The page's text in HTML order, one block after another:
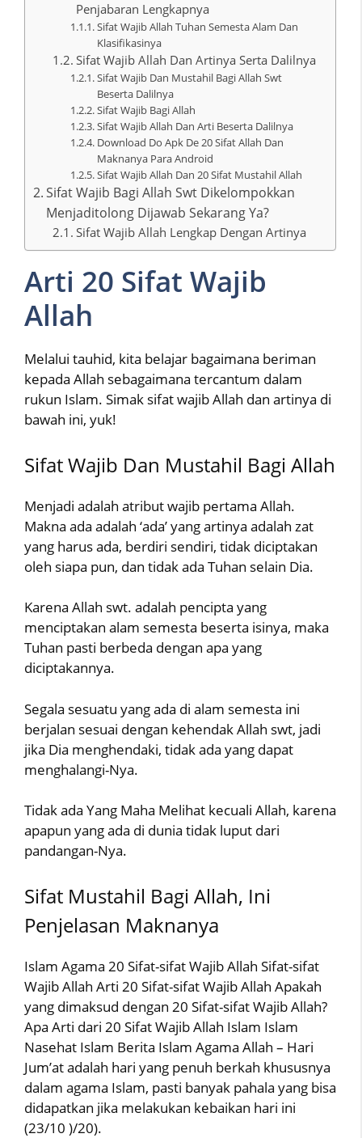
Penjabaran Lengkapnya
Sifat Wajib Allah Tuhan Semesta Alam Dan
Klasifikasinya
Sifat Wajib Allah Dan Artinya Serta Dalilnya
Sifat Wajib Dan Mustahil Bagi Allah Swt
Beserta Dalilnya
Sifat Wajib Bagi Allah
Sifat Wajib Allah Dan Arti Beserta Dalilnya
Download Do Apk De 20 Sifat Allah Dan
Maknanya Para Android
Sifat Wajib Allah Dan 20 Sifat Mustahil Allah
Sifat Wajib Bagi Allah Swt Dikelompokkan
Menjaditolong Dijawab Sekarang Ya?
Sifat Wajib Allah Lengkap Dengan Artinya
Arti 20 Sifat Wajib
Allah
Melalui tauhid, kita belajar bagaimana beriman
kepada Allah sebagaimana tercantum dalam
rukun Islam. Simak sifat wajib Allah dan artinya di
bawah ini, yuk!
Sifat Wajib Dan Mustahil Bagi Allah
Menjadi adalah atribut wajib pertama Allah.
Makna ada adalah ‘ada’ yang artinya adalah zat
yang harus ada, berdiri sendiri, tidak diciptakan
oleh siapa pun, dan tidak ada Tuhan selain Dia.
Karena Allah swt. adalah pencipta yang
menciptakan alam semesta beserta isinya, maka
Tuhan pasti berbeda dengan apa yang
diciptakannya.
Segala sesuatu yang ada di alam semesta ini
berjalan sesuai dengan kehendak Allah swt, jadi
jika Dia menghendaki, tidak ada yang dapat
menghalangi-Nya.
Tidak ada Yang Maha Melihat kecuali Allah, karena
apapun yang ada di dunia tidak luput dari
pandangan-Nya.
Sifat Mustahil Bagi Allah, Ini
Penjelasan Maknanya
Islam Agama 20 Sifat-sifat Wajib Allah Sifat-sifat
Wajib Allah Arti 20 Sifat-sifat Wajib Allah Apakah
yang dimaksud dengan 20 Sifat-sifat Wajib Allah?
Apa Arti dari 20 Sifat Wajib Allah Islam Islam
Nasehat Islam Berita Islam Agama Allah – Hari
Jum’at adalah hari yang penuh berkah khususnya
dalam agama Islam, pasti banyak pahala yang bisa
didapatkan jika melakukan kebaikan hari ini
(23/10 )/20).